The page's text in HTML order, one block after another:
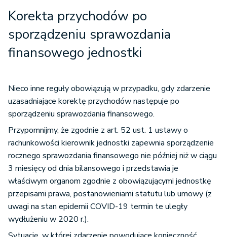
Korekta przychodów po
sporządzeniu sprawozdania
finansowego jednostki
Nieco inne reguły obowiązują w przypadku, gdy zdarzenie
uzasadniające korektę przychodów następuje po
sporządzeniu sprawozdania finansowego.
Przypomnijmy, że zgodnie z art. 52 ust. 1 ustawy o
rachunkowości kierownik jednostki zapewnia sporządzenie
rocznego sprawozdania finansowego nie później niż w ciągu
3 miesięcy od dnia bilansowego i przedstawia je
właściwym organom zgodnie z obowiązującymi jednostkę
przepisami prawa, postanowieniami statutu lub umowy (z
uwagi na stan epidemii COVID-19 termin te uległy
wydłużeniu w 2020 r.).